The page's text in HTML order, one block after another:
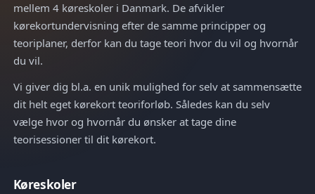
mellem 4 køreskoler i Danmark. De afvikler
kørekortundervisning efter de samme principper og
teoriplaner, derfor kan du tage teori hvor du vil og hvornår
du vil.
Vi giver dig bl.a. en unik mulighed for selv at sammensætte
dit helt eget kørekort teoriforløb. Således kan du selv
vælge hvor og hvornår du ønsker at tage dine
teorisessioner til dit kørekort.
Køreskoler